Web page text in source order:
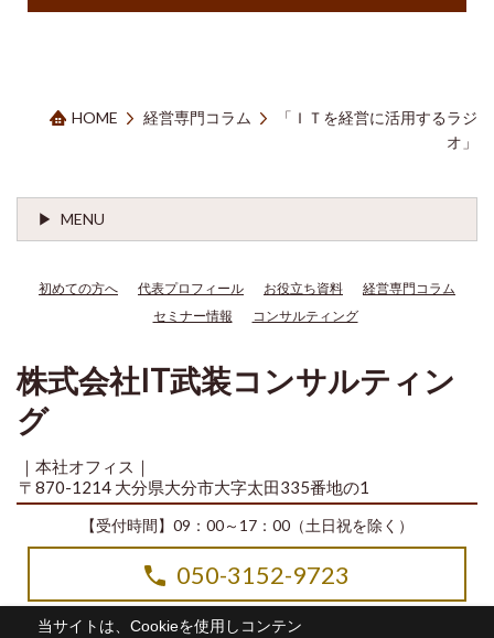
当サイトは、Cookieを使用しコンテン
HOME 経営専門コラム
「ＩＴを経営に活用するラジ
オ」
MENU
初めての方へ 代表プロフィール お役立ち資料
経営専門コラム
セミナー情報
コンサルティング
株式会社IT武装コンサルティン
グ
｜本社オフィス｜
〒870-1214 大分県大分市大字太田335番地の1
【受付時間】09：00～17：00（土日祝を除く）
050-3152-9723